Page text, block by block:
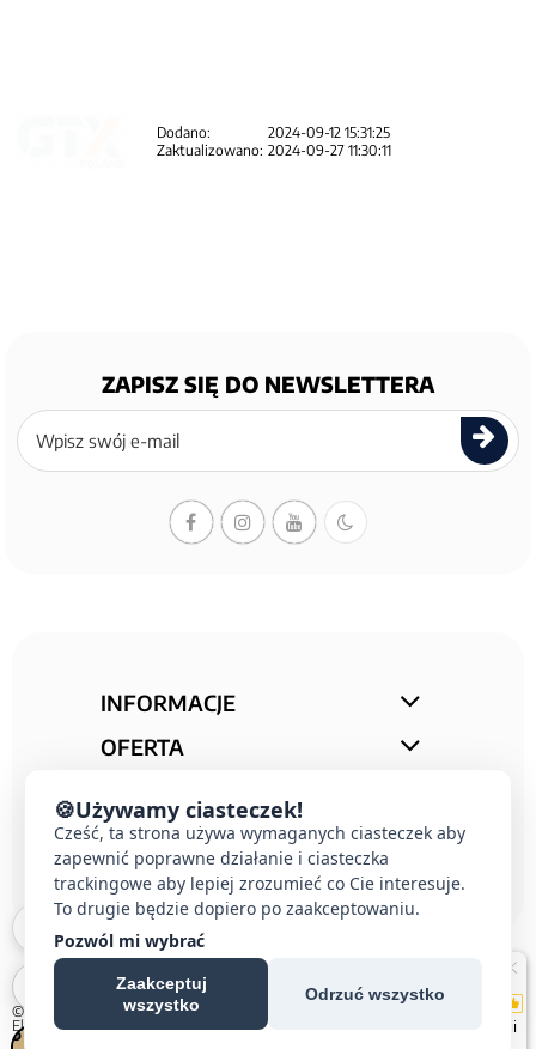
Dodano:
2024-09-12 15:31:25
Zaktualizowano: 2024-09-27 11:30:11
ZAPISZ SIĘ DO NEWSLETTERA
Zapisz
się
newslettera
INFORMACJE
OFERTA
KONTAKT
© 2026 E-DOMUS |Kontakt Simon
Electric|
| All rights reserved
🍪Używamy ciasteczek!
Cześć, ta strona używa wymaganych ciasteczek aby
zapewnić poprawne działanie i ciasteczka
trackingowe aby lepiej zrozumieć co Cie interesuje.
To drugie będzie dopiero po zaakceptowaniu.
Pozwól mi wybrać
Zaakceptuj
wszystko
Odrzuć wszystko